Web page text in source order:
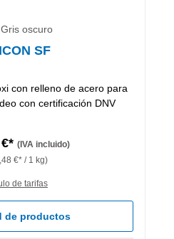
oscuro
SF
con relleno de acero para
con certificación DNV
(IVA incluido)
€* / 1 kg)
de tarifas
de productos